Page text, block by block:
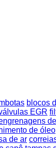
blocos
EGR
de óleo
de ar